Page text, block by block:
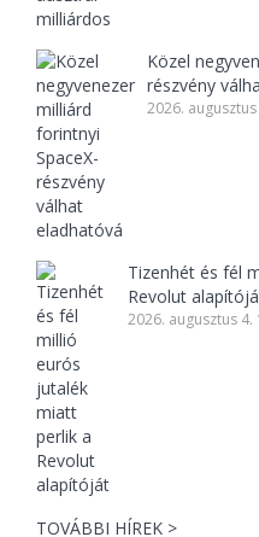
Közel
részvény
2026.
Tizenhét és fél
Revolut
2026. augusztus 4.
TOVÁBBI HÍREK >